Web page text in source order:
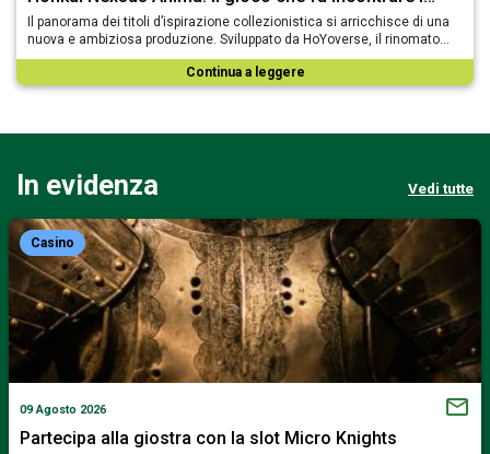
Il panorama dei titoli d’ispirazione collezionistica si arricchisce di una
nuova e ambiziosa produzione. Sviluppato da HoYoverse, il rinomato…
Continua a leggere
In evidenza Vedi tutte
Casino
09 Agosto 2026
Partecipa alla giostra con la slot Micro Knights